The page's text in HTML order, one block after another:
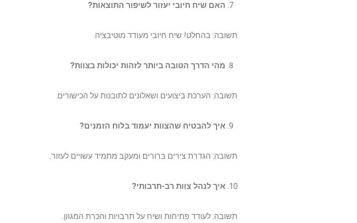
האם שיח חיובי יעזור לשיפור התוצאות?
תשובה: בהחלט! שיח חיובי מעודד מוטיבציה.
מהי הדרך הטובה ביותר לזהות יכולות בצוות?
תשובה: הערכת ביצועים ושאלונים לתובנות על הכישורים.
איך להבטיח שהצוות יעמוד בלוח הזמנים?
תשובה: הגדרת צירים ברורים ומעקב מתמיד עשויים לעזור.
איך לנהל צוות רב-תרבותי?
תשובה: לעודד פתיחות ושיח על תרבויות והכרת המגוון.